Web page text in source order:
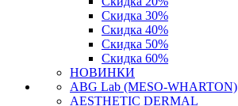
Скидка 30%
Скидка 40%
Скидка 50%
Скидка 60%
НОВИНКИ
ABG Lab (MESO-WHARTON)
AESTHETIC DERMAL